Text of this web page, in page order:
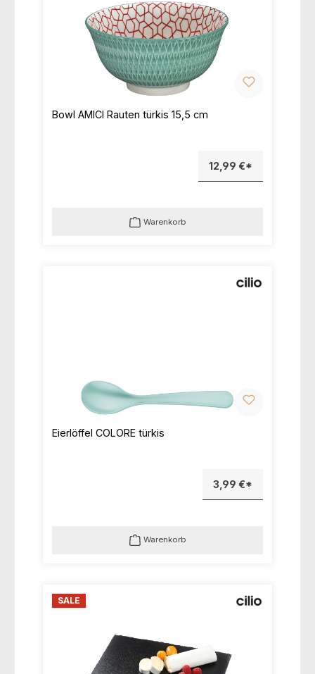
Bowl AMICI Rauten türkis 15,5 cm
12,99 €*
Warenkorb
Eierlöffel COLORE türkis
3,99 €*
Warenkorb
SALE